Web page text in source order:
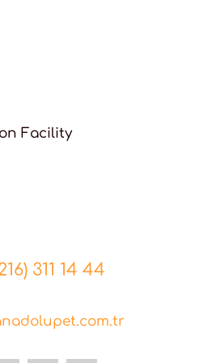
Facility
311 14 44